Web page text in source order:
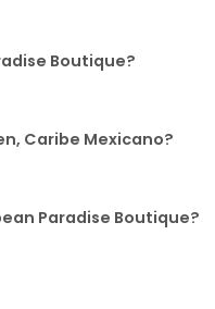
Boutique?
Caribe Mexicano?
Paradise Boutique?